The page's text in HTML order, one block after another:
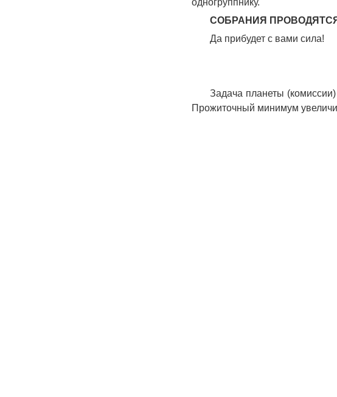
одногруппнику.
СОБРАНИЯ
Да прибудет с вами сила!
Задача планеты
Прожиточный минимум